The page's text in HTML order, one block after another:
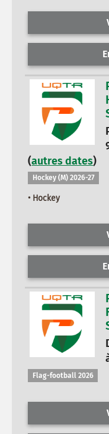
(autres dates)
Hockey (M) 2026-27
• Hockey
Flag-football 2026